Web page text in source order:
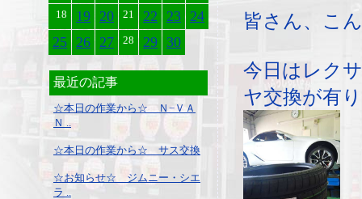
18 19 20 21 22 23 24
25 26 27 28 29 30
最近の記事
☆本日の作業から☆ Ｎ−ＶＡ
Ｎ ..
☆本日の作業から☆ サス交換
☆お知らせ☆ ジムニー・シエ
ラ ..
皆さん、こ
今日はレク
ヤ交換が有